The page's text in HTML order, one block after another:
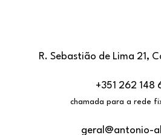
R. Sebastião de Lima 21,
+351 262 148
chamada para a rede
geral@antonio-